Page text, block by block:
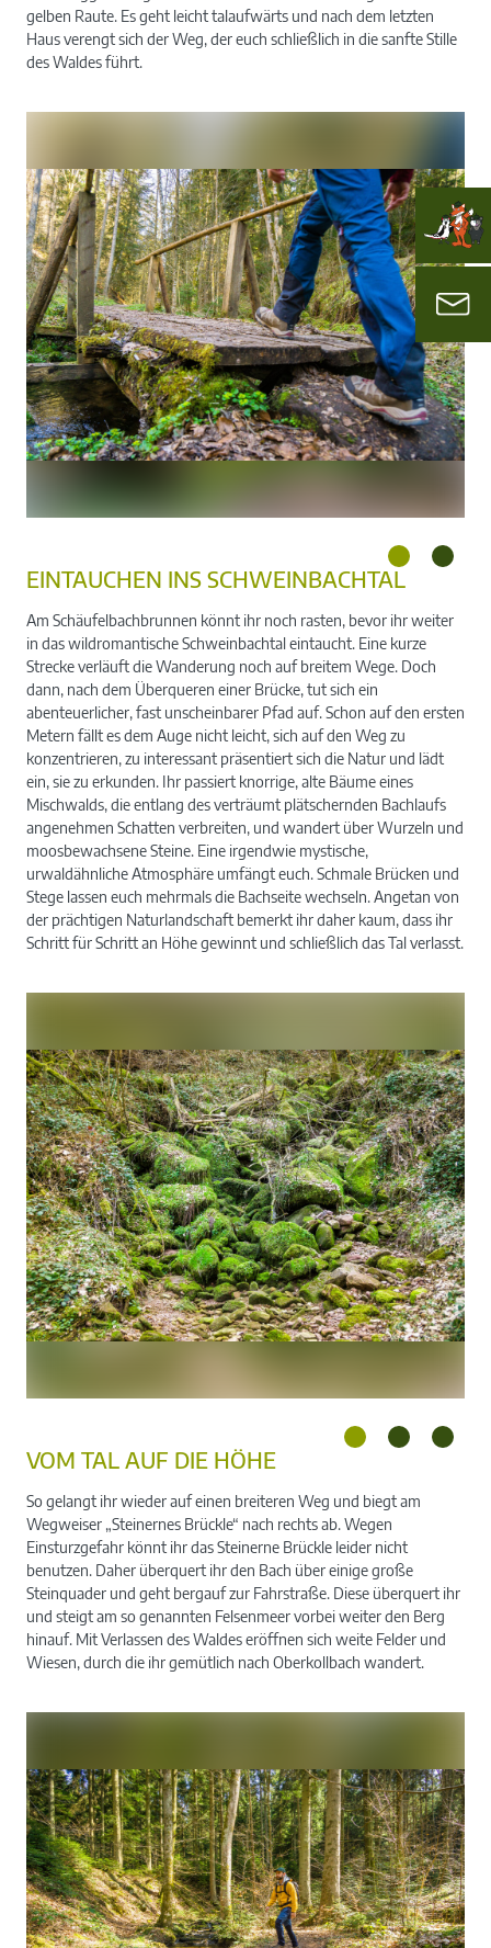
gelben Raute. Es geht leicht talaufwärts und nach dem letzten
Haus verengt sich der Weg, der euch schließlich in die sanfte Stille
des Waldes führt.
EINTAUCHEN INS SCHWEINBACHTAL
Am Schäufelbachbrunnen könnt ihr noch rasten, bevor ihr weiter
in das wildromantische Schweinbachtal eintaucht. Eine kurze
Strecke verläuft die Wanderung noch auf breitem Wege. Doch
dann, nach dem Überqueren einer Brücke, tut sich ein
abenteuerlicher, fast unscheinbarer Pfad auf. Schon auf den ersten
Metern fällt es dem Auge nicht leicht, sich auf den Weg zu
konzentrieren, zu interessant präsentiert sich die Natur und lädt
ein, sie zu erkunden. Ihr passiert knorrige, alte Bäume eines
Mischwalds, die entlang des verträumt plätschernden Bachlaufs
angenehmen Schatten verbreiten, und wandert über Wurzeln und
moosbewachsene Steine. Eine irgendwie mystische,
urwaldähnliche Atmosphäre umfängt euch. Schmale Brücken und
Stege lassen euch mehrmals die Bachseite wechseln. Angetan von
der prächtigen Naturlandschaft bemerkt ihr daher kaum, dass ihr
Schritt für Schritt an Höhe gewinnt und schließlich das Tal verlasst.
VOM TAL AUF DIE HÖHE
So gelangt ihr wieder auf einen breiteren Weg und biegt am
Wegweiser „Steinernes Brückle“ nach rechts ab. Wegen
Einsturzgefahr könnt ihr das Steinerne Brückle leider nicht
benutzen. Daher überquert ihr den Bach über einige große
Steinquader und geht bergauf zur Fahrstraße. Diese überquert ihr
und steigt am so genannten Felsenmeer vorbei weiter den Berg
hinauf. Mit Verlassen des Waldes eröffnen sich weite Felder und
Wiesen, durch die ihr gemütlich nach Oberkollbach wandert.